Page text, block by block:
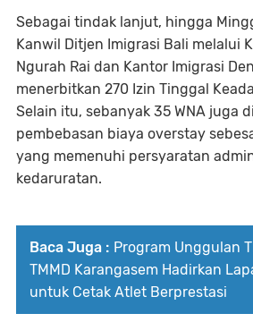
Sebagai tindak lanjut, hingga
Kanwil Ditjen Imigrasi Bali melalui
Ngurah Rai dan Kantor Imigrasi
menerbitkan 270 Izin Tinggal
Selain itu, sebanyak 35 WNA juga
pembebasan biaya overstay
yang memenuhi persyaratan
kedaruratan.
Baca Juga : Program Unggulan
TMMD Karangasem Hadirkan
untuk Cetak Atlet Berprestasi